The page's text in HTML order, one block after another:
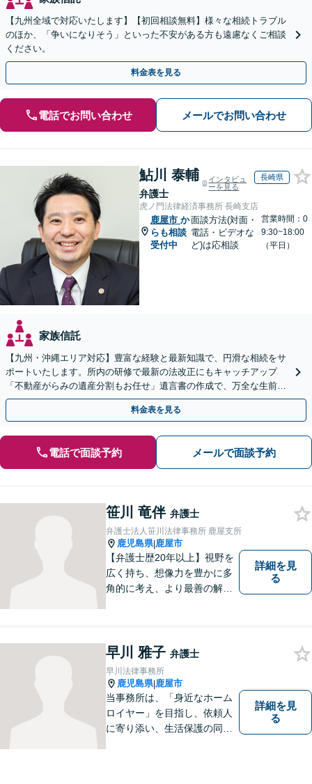
【九州全域で対応いたします】【初回相談無料】様々な相続トラブル
のほか、「争いになりそう」といった不安がある方も遠慮なくご相談
ください。
料金表を見る
電話でお問い合わせ メールでお問い合わせ
鮎川 泰輔
弁護士
インタビュ
ーを見る
長崎県
虎ノ門法律経済事務所 長崎支店
鹿屋市 か
らも相談
受付中
面談方法(対面・
電話・ビデオな
ど)は応相談
営業時間：0
9:30~18:00
（平日）
家族信託
【九州・沖縄エリア対応】豊富な経験と最新知識で、円滑な相続をサ
ポートいたします。所内の研修で最新の法改正にもキャッチアップ
「不動産がらみの遺産分割もお任せ」遺言書の作成で、万全な生前対
策をおこないましょう【夜間・休日面談可】
料金表を見る
電話で面談予約 メールで面談予約
笹川 竜伴 弁護士
弁護士法人笹川法律事務所 鹿屋支所
鹿児島県|鹿屋市
【弁護士歴20年以上】視野を
広く持ち、想像力を豊かに多
角的に考え、より最善の解決
ポートいたします。
詳細を見
る
早川 雅子 弁護士
早川法律事務所
鹿児島県|鹿屋市
当事務所は、「身近なホーム
ロイヤー」を目指し、依頼人
に寄り添い、生活保護の同行
詳細を見
る